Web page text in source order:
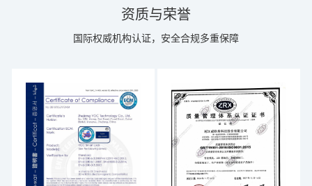
资质与荣誉
国际权威机构认证，安全合规多重保障